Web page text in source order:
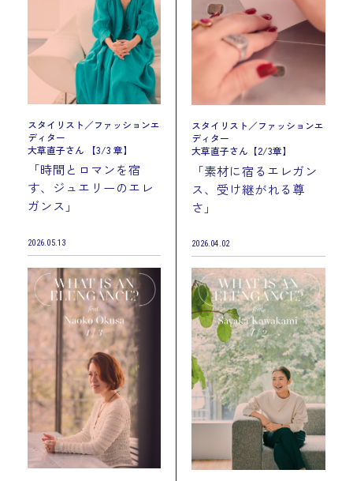
スタイリスト／ファッションエ
ディター
大草直子さん 【3/3 章】
「時間とロマンを宿
す、ジュエリーのエレ
ガンス」
2026.05.13
スタイリスト／ファッションエ
ディター
大草直子さん【2/3章】
「素材に宿るエレガン
ス、受け継がれる尊
さ」
2026.04.02